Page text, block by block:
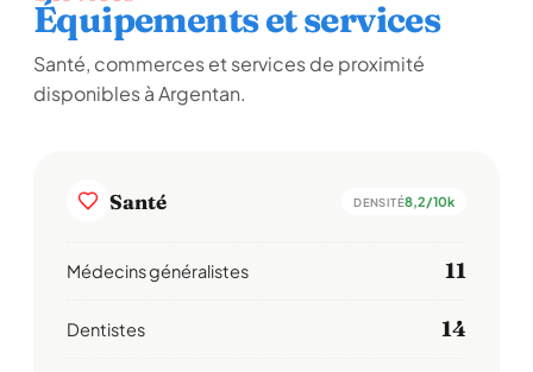
Équipements et services
Santé, commerces et services de proximité
disponibles à Argentan.
Santé DENSITÉ8,2/10k
Médecins généralistes 11
Dentistes 14